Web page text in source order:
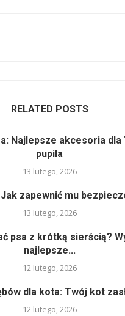
RELATED POSTS
Najlepsze akcesoria
pupila
13 lutego, 2026
zapewnić mu
13 lutego, 2026
psa z krótką sierścią?
najlepsze...
12 lutego, 2026
dla kota: Twój kot
12 lutego, 2026